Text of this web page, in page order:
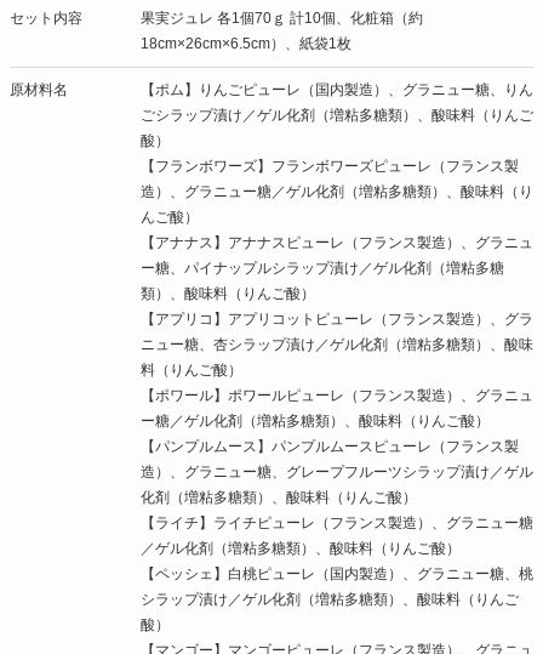
セット内容
果実ジュレ 各1個70ｇ 計10個、化粧箱（約
18cm×26cm×6.5cm）、紙袋1枚
原材料名
【ポム】りんごピューレ（国内製造）、グラニュー糖、りん
ごシラップ漬け／ゲル化剤（増粘多糖類）、酸味料（りんご
酸）
【フランボワーズ】フランボワーズピューレ（フランス製
造）、グラニュー糖／ゲル化剤（増粘多糖類）、酸味料（り
んご酸）
【アナナス】アナナスピューレ（フランス製造）、グラニュ
ー糖、パイナップルシラップ漬け／ゲル化剤（増粘多糖
類）、酸味料（りんご酸）
【アプリコ】アプリコットピューレ（フランス製造）、グラ
ニュー糖、杏シラップ漬け／ゲル化剤（増粘多糖類）、酸味
料（りんご酸）
【ポワール】ポワールピューレ（フランス製造）、グラニュ
ー糖／ゲル化剤（増粘多糖類）、酸味料（りんご酸）
【パンプルムース】パンプルムースピューレ（フランス製
造）、グラニュー糖、グレープフルーツシラップ漬け／ゲル
化剤（増粘多糖類）、酸味料（りんご酸）
【ライチ】ライチピューレ（フランス製造）、グラニュー糖
／ゲル化剤（増粘多糖類）、酸味料（りんご酸）
【ペッシェ】白桃ピューレ（国内製造）、グラニュー糖、桃
シラップ漬け／ゲル化剤（増粘多糖類）、酸味料（りんご
酸）